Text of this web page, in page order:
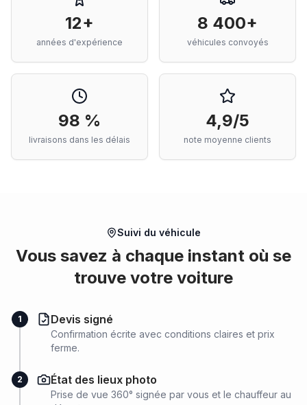
12+
années d'expérience
8 400+
véhicules convoyés
98 %
livraisons dans les délais
4,9/5
note moyenne clients
Suivi du véhicule
Vous savez à chaque instant où se
trouve votre voiture
1 Devis signé
Confirmation écrite avec conditions claires et prix
ferme.
2 État des lieux photo
Prise de vue 360° signée par vous et le chauffeur au